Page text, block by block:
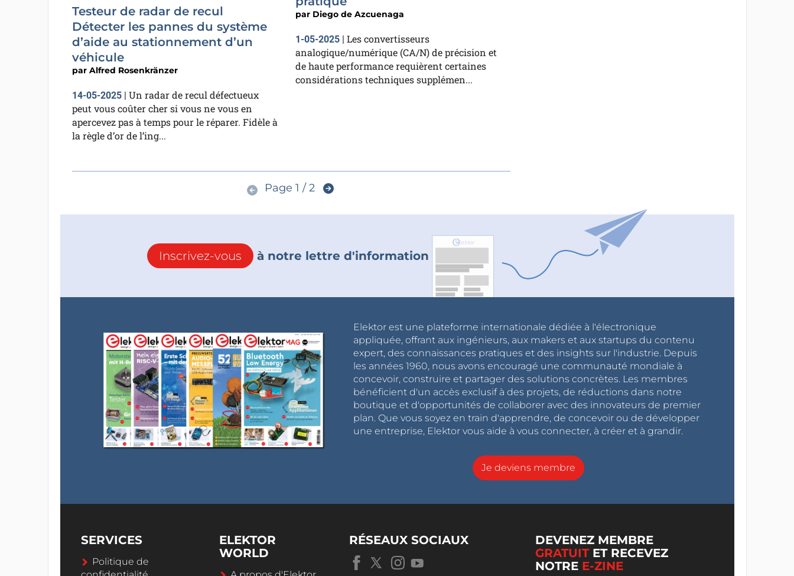
Testeur de radar de recul
Détecter les pannes du système
d’aide au stationnement d’un
véhicule
par Alfred Rosenkränzer
14-05-2025| Un radar de recul défectueux
peut vous coûter cher si vous ne vous en
apercevez pas à temps pour le réparer. Fidèle à
la règle d’or de l’ing...
par Diego de Azcuenaga
1-05-2025 | Les convertisseurs
analogique/numérique (CA/N) de précision et
de haute performance requièrent certaines
considérations techniques supplémen...
Page 1 / 2
Inscrivez-vous à notre lettre d'information
Elektor est une plateforme internationale dédiée à l'électronique
appliquée, offrant aux ingénieurs, aux makers et aux startups du contenu
expert, des connaissances pratiques et des insights sur l'industrie. Depuis
les années 1960, nous avons encouragé une communauté mondiale à
concevoir, construire et partager des solutions concrètes. Les membres
bénéficient d'un accès exclusif à des projets, de réductions dans notre
boutique et d'opportunités de collaborer avec des innovateurs de premier
plan. Que vous soyez en train d'apprendre, de concevoir ou de développer
une entreprise, Elektor vous aide à vous connecter, à créer et à grandir.
Je deviens membre
SERVICES
Politique de
ELEKTOR
WORLD
RÉSEAUX SOCIAUX
DEVENEZ MEMBRE
GRATUITET RECEVEZ
NOTRE E-ZINE